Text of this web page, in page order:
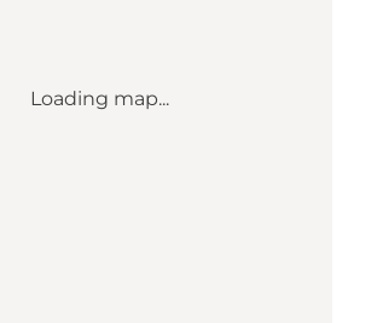
Loading map...